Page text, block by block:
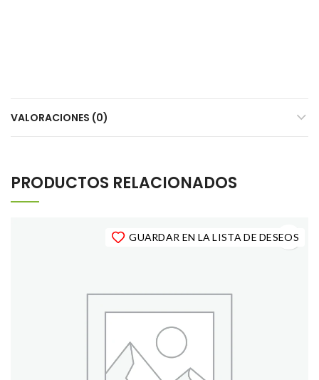
VALORACIONES (0)
PRODUCTOS RELACIONADOS
GUARDAR EN LA LISTA DE DESEOS